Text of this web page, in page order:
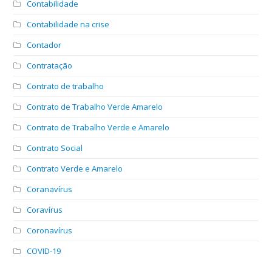
Contabilidade
Contabilidade na crise
Contador
Contratação
Contrato de trabalho
Contrato de Trabalho Verde Amarelo
Contrato de Trabalho Verde e Amarelo
Contrato Social
Contrato Verde e Amarelo
Coranavírus
Coravírus
Coronavírus
COVID-19